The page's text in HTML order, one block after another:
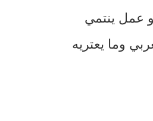
عمل ينتمي
وما يعتريه